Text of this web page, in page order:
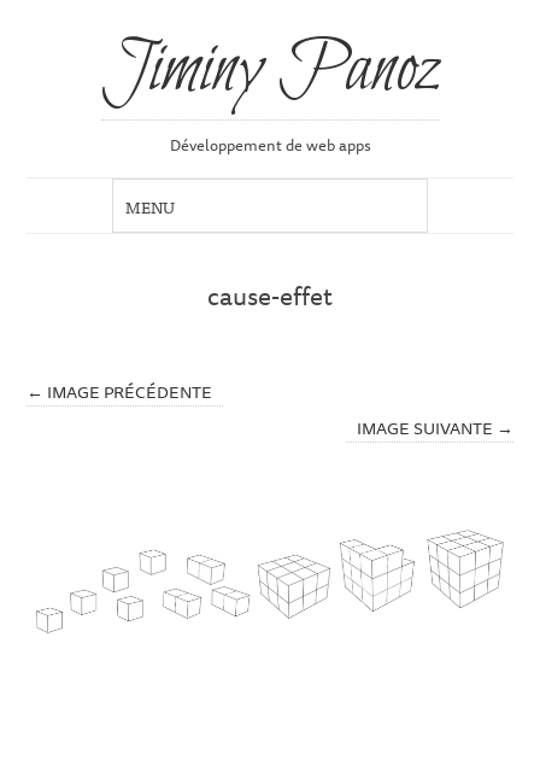
Jiminy Panoz
Développement de web apps
cause-effet
← IMAGE PRÉCÉDENTE
IMAGE SUIVANTE →